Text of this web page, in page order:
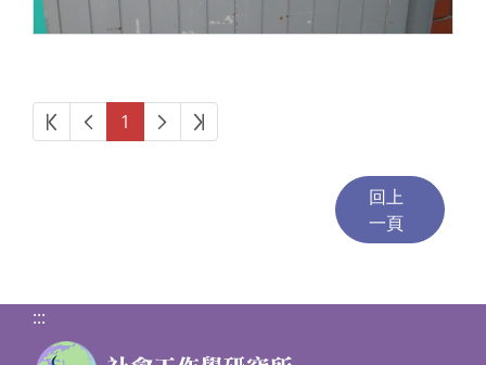
第一頁上一頁
1 下一頁最後頁
:::